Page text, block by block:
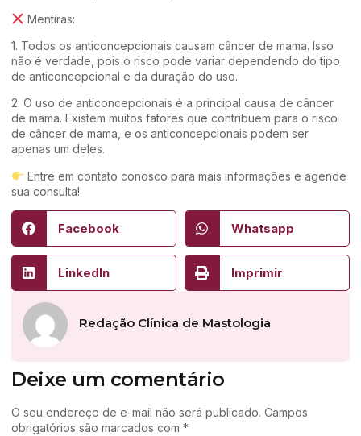
Mentiras:
1. Todos os anticoncepcionais causam câncer de mama. Isso
não é verdade, pois o risco pode variar dependendo do tipo
de anticoncepcional e da duração do uso.
2. O uso de anticoncepcionais é a principal causa de câncer
de mama. Existem muitos fatores que contribuem para o risco
de câncer de mama, e os anticoncepcionais podem ser
apenas um deles.
Entre em contato conosco para mais informações e agende
sua consulta!
Facebook Whatsapp
LinkedIn Imprimir
Redação Clínica de Mastologia
Deixe um comentário
O seu endereço de e-mail não será publicado. Campos
obrigatórios são marcados com *